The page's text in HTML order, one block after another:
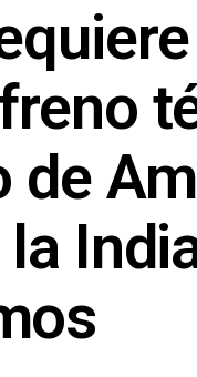
de